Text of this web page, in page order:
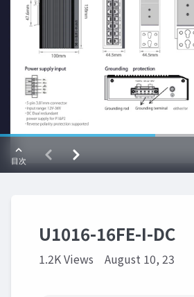
U1016-16FE-I-DC
1.2K Views August 10, 23